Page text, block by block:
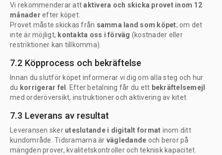
Vi rekommenderar attaktivera och skicka provet inom 12
månader efter köpet.
Provet måste skickas från samma land som köpet; om det
inte är möjligt, kontakta oss i förväg (kostnader eller
restriktioner kan tillkomma).
7.2 Köpprocess och bekräftelse
Innan du slutför köpet informerar vi dig om alla steg och hur
du korrigerar fel . Efter betalning får du ett bekräftelsemejl
med orderöversikt, instruktioner och aktivering av kitet.
7.3 Leverans av resultat
Leveransen sker uteslutande i digitalt format inom ditt
kundområde. Tidsramarna är vägledande och beror på
mängden prover, kvalitetskontroller och teknisk kapacitet.